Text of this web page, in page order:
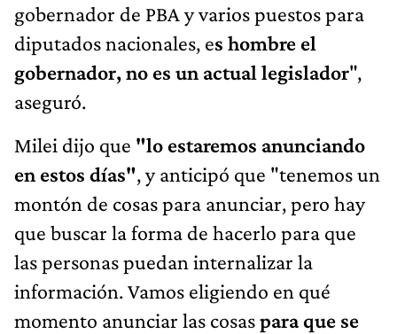
gobernador de PBA y varios puestos para
diputados nacionales, es hombre el
gobernador, no es un actual legislador",
aseguró.
Milei dijo que "lo estaremos anunciando
en estos días", y anticipó que "tenemos un
montón de cosas para anunciar, pero hay
que buscar la forma de hacerlo para que
las personas puedan internalizar la
información. Vamos eligiendo en qué
momento anunciar las cosaspara que se